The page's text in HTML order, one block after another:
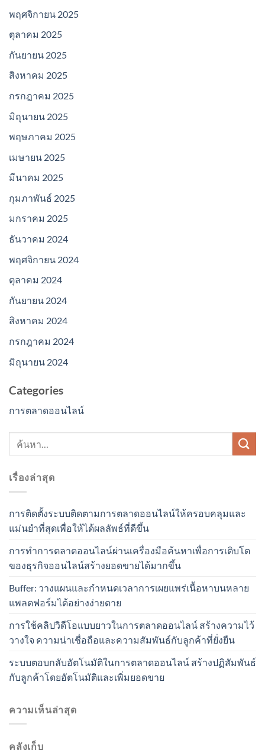
พฤศจิกายน 2025
ตุลาคม 2025
กันยายน 2025
สิงหาคม 2025
กรกฎาคม 2025
มิถุนายน 2025
พฤษภาคม 2025
เมษายน 2025
มีนาคม 2025
กุมภาพันธ์ 2025
มกราคม 2025
ธันวาคม 2024
พฤศจิกายน 2024
ตุลาคม 2024
กันยายน 2024
สิงหาคม 2024
กรกฎาคม 2024
มิถุนายน 2024
Categories
การตลาดออนไลน์
เรื่องล่าสุด
การติดตั้งระบบติดตามการตลาดออนไลน์ให้ครอบคลุมและ
แม่นยำที่สุดเพื่อให้ได้ผลลัพธ์ที่ดีขึ้น
การทำการตลาดออนไลน์ผ่านเครื่องมือค้นหาเพื่อการเติบโต
ของธุรกิจออนไลน์สร้างยอดขายได้มากขึ้น
Buffer: วางแผนและกำหนดเวลาการเผยแพร่เนื้อหาบนหลาย
แพลตฟอร์มได้อย่างง่ายดาย
การใช้คลิปวิดีโอแบบยาวในการตลาดออนไลน์ สร้างความไว้
วางใจ ความน่าเชื่อถือและความสัมพันธ์กับลูกค้าที่ยั่งยืน
ระบบตอบกลับอัตโนมัติในการตลาดออนไลน์ สร้างปฏิสัมพันธ์
กับลูกค้าโดยอัตโนมัติและเพิ่มยอดขาย
ความเห็นล่าสุด
คลังเก็บ